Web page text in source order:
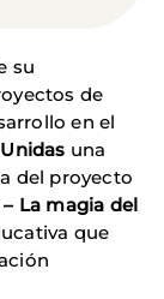
su
de
en el
una
del proyecto
La magia del
que